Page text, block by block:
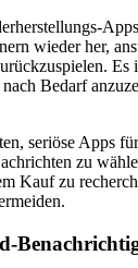
wieder her,
Es
Bedarf
seriöse Apps
zu
Kauf zu